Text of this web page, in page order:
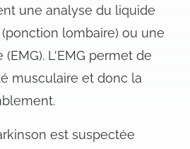
une analyse du liquide
lombaire) ou une
L'EMG permet de
musculaire et donc la
est suspectée